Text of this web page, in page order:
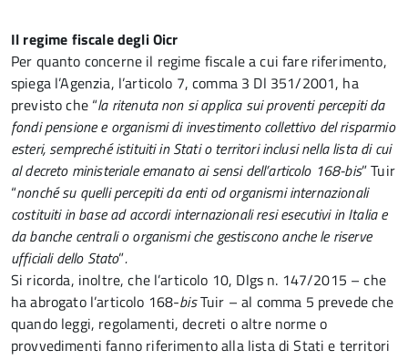
Il regime fiscale degli Oicr
Per quanto concerne il regime fiscale a cui fare riferimento,
spiega l’Agenzia, l’articolo 7, comma 3 Dl 351/2001, ha
previsto che “la ritenuta non si applica sui proventi percepiti da
fondi pensione e organismi di investimento collettivo del risparmio
esteri, sempreché istituiti in Stati o territori inclusi nella lista di cui
al decreto ministeriale emanato ai sensi dell’articolo 168-bis” Tuir
“nonché su quelli percepiti da enti od organismi internazionali
costituiti in base ad accordi internazionali resi esecutivi in Italia e
da banche centrali o organismi che gestiscono anche le riserve
ufficiali dello Stato”.
Si ricorda, inoltre, che l’articolo 10, Dlgs n. 147/2015 – che
ha abrogato l’articolo 168-bisTuir – al comma 5 prevede che
quando leggi, regolamenti, decreti o altre norme o
provvedimenti fanno riferimento alla lista di Stati e territori